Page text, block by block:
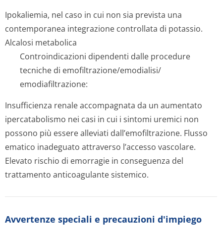
Ipokaliemia, nel caso in cui non sia prevista una
contemporanea integrazione controllata di potassio.
Alcalosi metabolica
Controindicazioni dipendenti dalle procedure
tecniche di emofiltrazione/e­modialisi/
emodiafiltrazione:
Insufficienza renale accompagnata da un aumentato
ipercatabolismo nei casi in cui i sintomi uremici non
possono più essere alleviati dall’emofiltra­zione. Flusso
ematico inadeguato attraverso l’accesso vascolare.
Elevato rischio di emorragie in conseguenza del
trattamento anticoagulante sistemico.
Avvertenze speciali e precauzioni d'impiego